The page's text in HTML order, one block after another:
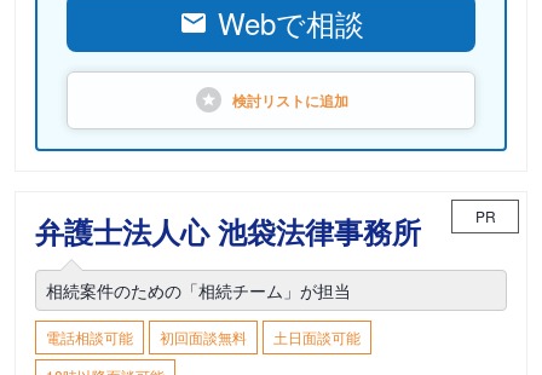
Webで相談
検討リストに追加
弁護士法人心 池袋法律事務所 PR
相続案件のための「相続チーム」が担当
電話相談可能 初回面談無料
土日面談可能